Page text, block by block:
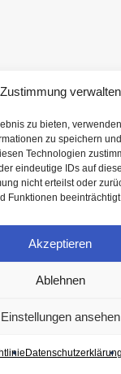
Zustimmung verwalten
zu bieten,
zu speichern
Technologien
eindeutige IDs auf
nicht erteilst oder
Funktionen
Akzeptieren
Ablehnen
Einstellungen ansehen
Datenschutzerklärung
Vergleich: Was